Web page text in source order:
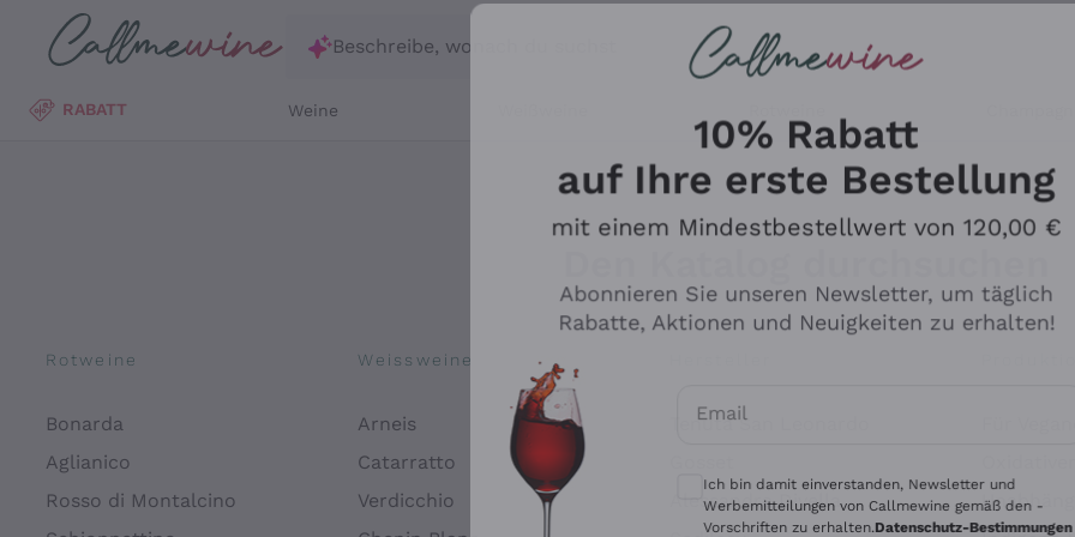
Zum Hauptinhalt springen
Beschreibe, wonach du suchst
RABATT Weine
Rotweine
Bonarda
Aglianico
Rosso di Montalcino
Weissweine
Arneis
Catarratto
Verdicchio
Tenuta San Leonardo
Alessandra Divella
Für
10% Rabatt
auf Ihre erste Bestellung
mit einem Mindestbestellwert von 120,00 €
Abonnieren Sie unseren Newsletter, um täglich
Rabatte, Aktionen und Neuigkeiten zu erhalten!
Email
Optionale Einwilligungen zum Erhalt von
Ich bin damit einverstanden, Newsletter und
Werbemitteilungen von Callmewine gemäß den -
Vorschriften zu erhalten. Datenschutz-Bestimmungen